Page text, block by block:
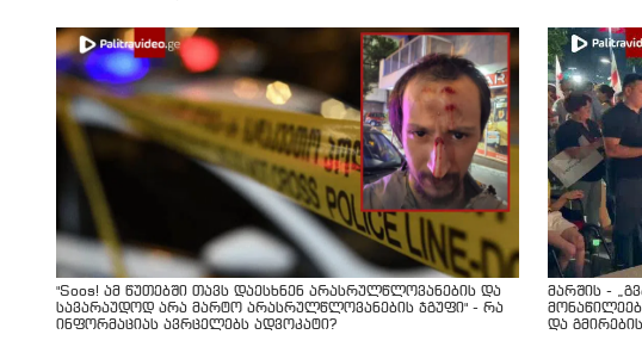
"Soos! ამ წუთებში თავს დაესხნენ არასრულწლოვანების და
სავარაუდოდ არა მარტო არასრულწლოვანების ჯგუფი" - რა
ინფორმაციას ავრცელებს ადვოკატი?
მარშის -
და